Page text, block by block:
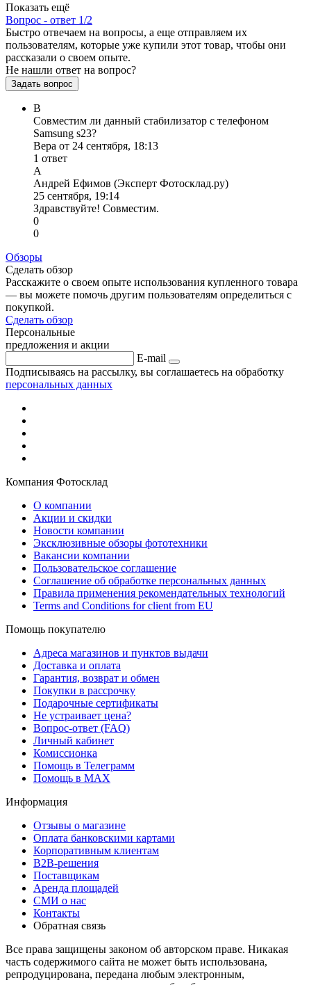
Показать ещё
Вопрос - ответ 1/2
Быстро отвечаем на вопросы, а еще отправляем их
пользователям, которые уже купили этот товар, чтобы они
рассказали о своем опыте.
Не нашли ответ на вопрос?
Задать вопрос
В
Совместим ли данный стабилизатор с телефоном
Samsung s23?
Вера от 24 сентября, 18:13
1 ответ
А
Андрей Ефимов (Эксперт Фотосклад.ру)
25 сентября, 19:14
Здравствуйте! Совместим.
0
0
Обзоры
Сделать обзор
Расскажите о своем опыте использования купленного товара
— вы можете помочь другим пользователям определиться с
покупкой.
Сделать обзор
Персональные
предложения и акции
E-mail
Подписываясь на рассылку, вы соглашаетесь на обработку
персональных данных
Компания Фотосклад
О компании
Акции и скидки
Новости компании
Эксклюзивные обзоры фототехники
Вакансии компании
Пользовательское соглашение
Соглашение об обработке персональных данных
Правила применения рекомендательных технологий
Terms and Conditions for client from EU
Помощь покупателю
Адреса магазинов и пунктов выдачи
Доставка и оплата
Гарантия, возврат и обмен
Покупки в рассрочку
Подарочные сертификаты
Не устраивает цена?
Вопрос-ответ (FAQ)
Личный кабинет
Комиссионка
Помощь в Телеграмм
Помощь в MAX
Информация
Отзывы о магазине
Оплата банковскими картами
Корпоративным клиентам
B2B-решения
Поставщикам
Аренда площадей
СМИ о нас
Контакты
Обратная связь
Все права защищены законом об авторском праве. Никакая
часть содержимого сайта не может быть использована,
репродуцирована, передана любым электронным,